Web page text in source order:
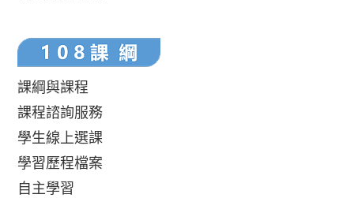
課綱與課程
課程諮詢服務
學生線上選課
學習歷程檔案
自主學習